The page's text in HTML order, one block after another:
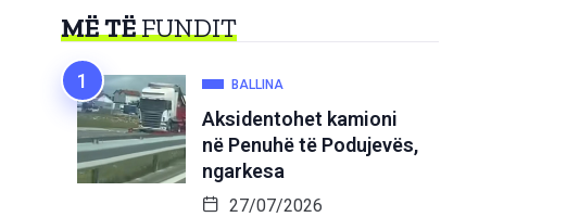
MË TËFUNDIT
BALLINA
Aksidentohet kamioni
në Penuhë të Podujevës,
ngarkesa
27/07/2026